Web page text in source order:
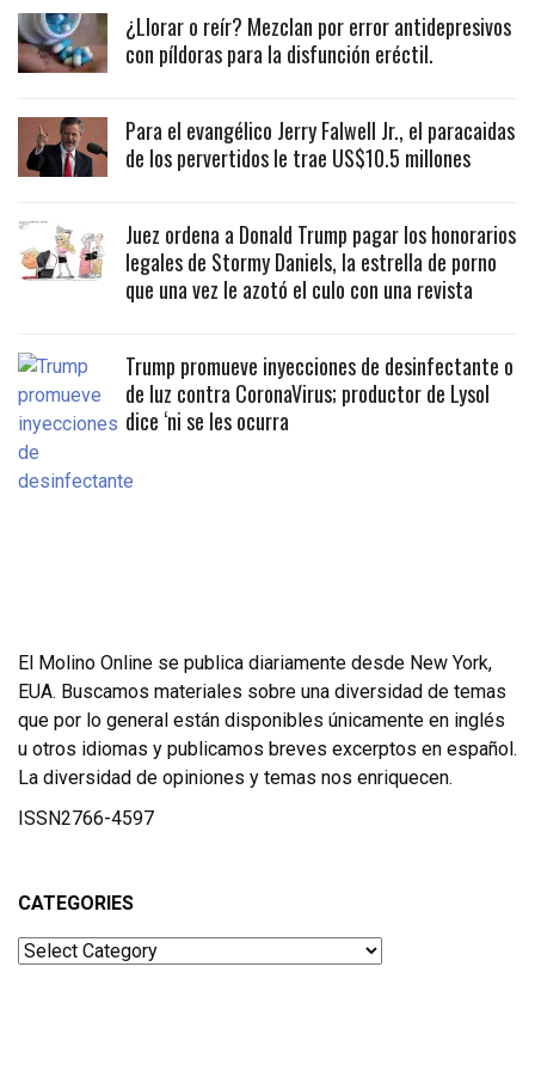
¿Llorar o reír? Mezclan por error antidepresivos
con píldoras para la disfunción eréctil.
Para el evangélico Jerry Falwell Jr., el paracaidas
de los pervertidos le trae US$10.5 millones
Juez ordena a Donald Trump pagar los honorarios
legales de Stormy Daniels, la estrella de porno
que una vez le azotó el culo con una revista
Trump promueve inyecciones de desinfectante o
de luz contra CoronaVirus; productor de Lysol
dice ‘ni se les ocurra
El Molino Online se publica diariamente desde New York,
EUA. Buscamos materiales sobre una diversidad de temas
que por lo general están disponibles únicamente en inglés
u otros idiomas y publicamos breves excerptos en español.
La diversidad de opiniones y temas nos enriquecen.
ISSN2766-4597
CATEGORIES
Categories